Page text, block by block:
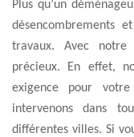
Plus qu’un
désencombrements
travaux. Avec notre
précieux. En effet,
exigence pour
intervenons dans
différentes villes. Si